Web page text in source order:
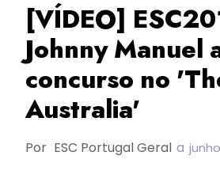
[VÍDEO]
Johnny Manuel
concurso no
Australia'
Por ESC Portugal Geral a